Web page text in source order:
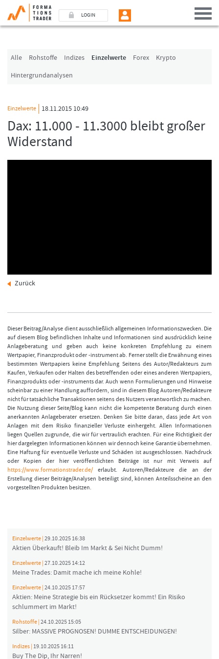
LOGIN
Alle Rohstoffe Indizes Einzelwerte Forex
Krypto
Hintergrundanalysen
Einzelwerte 18.11.2015 10:49
Dax: 11.000 - 11.3000 bleibt großer
Widerstand
Zurück
Dieser Beitrag/Analyse dient ausschließlich allgemeinen Informationszwecken. Die
auf diesem Blog befindlichen Inhalte und Informationen sind ausdrücklich keine
Anlageberatung und geben auch keine konkreten Empfehlung zu einem
Wertpapier, Finanzprodukt oder -instrument ab. Ferner stellt die Erwähnung eines
bestimmten Wertpapiers keine Empfehlung Seitens des Autor/Redakteurs zum
Kaufen, Verkaufen oder Halten des betreffenden oder eines anderen Wertpapiers,
Finanzprodukts oder -instruments dar. Auch wenn Formulierungen und Hinweise
scheinbar zu einer Handlung auffordern, sind in diesem Blog Autoren/Redakteure
nicht für tatsächliche Transaktionen seitens des Nutzers verantwortlich zu machen.
Die Nutzung dieser Seite/Blog kann nicht die kompetente Beratung durch einen
anerkannten Anlageberater ersetzen. Denken Sie bitte daran, dass jede Art von
Anlagen mit dem Risiko finanzieller Verluste einhergeht. Allen Informationen
liegen Quellen zugrunde, die wir für vertraulich erachten. Für eine Richtigkeit der
hier dargelegten Informationen können wir dennoch keine Garantie übernehmen.
Eine Haftung für eventuelle Verluste und Schäden ist ausgeschlossen. Nachdruck
oder Kopien der hier veröffentlichten Beiträge ist nur mit Verweis auf
https://www.formationstrader.de/ erlaubt. Autoren/Redakteure die an der
Erstellung dieser Beiträge/Analysen beteiligt sind, können Anteilsscheine an den
vorgestellten Produkten besitzen.
Einzelwerte | 29.10.2025 16:38
Aktien Überkauft! Bleib Im Markt & Sei Nicht Dumm!
Einzelwerte | 27.10.2025 14:12
Meine Trades: Damit mache ich meine Kohle!
Einzelwerte | 24.10.2025 17:57
Aktien: Meine Strategie bis ein Rücksetzer kommt! Ein Risiko
schlummert im Markt!
Rohstoffe | 24.10.2025 15:05
Silber: MASSIVE PROGNOSEN! DUMME ENTSCHEIDUNGEN!
Indizes | 19.10.2025 16:11
Buy The Dip, Ihr Narren!
Benutzer (E-Mail-Adresse in Kleinschrift)
Angemeldet bleiben
Passwort vergessen